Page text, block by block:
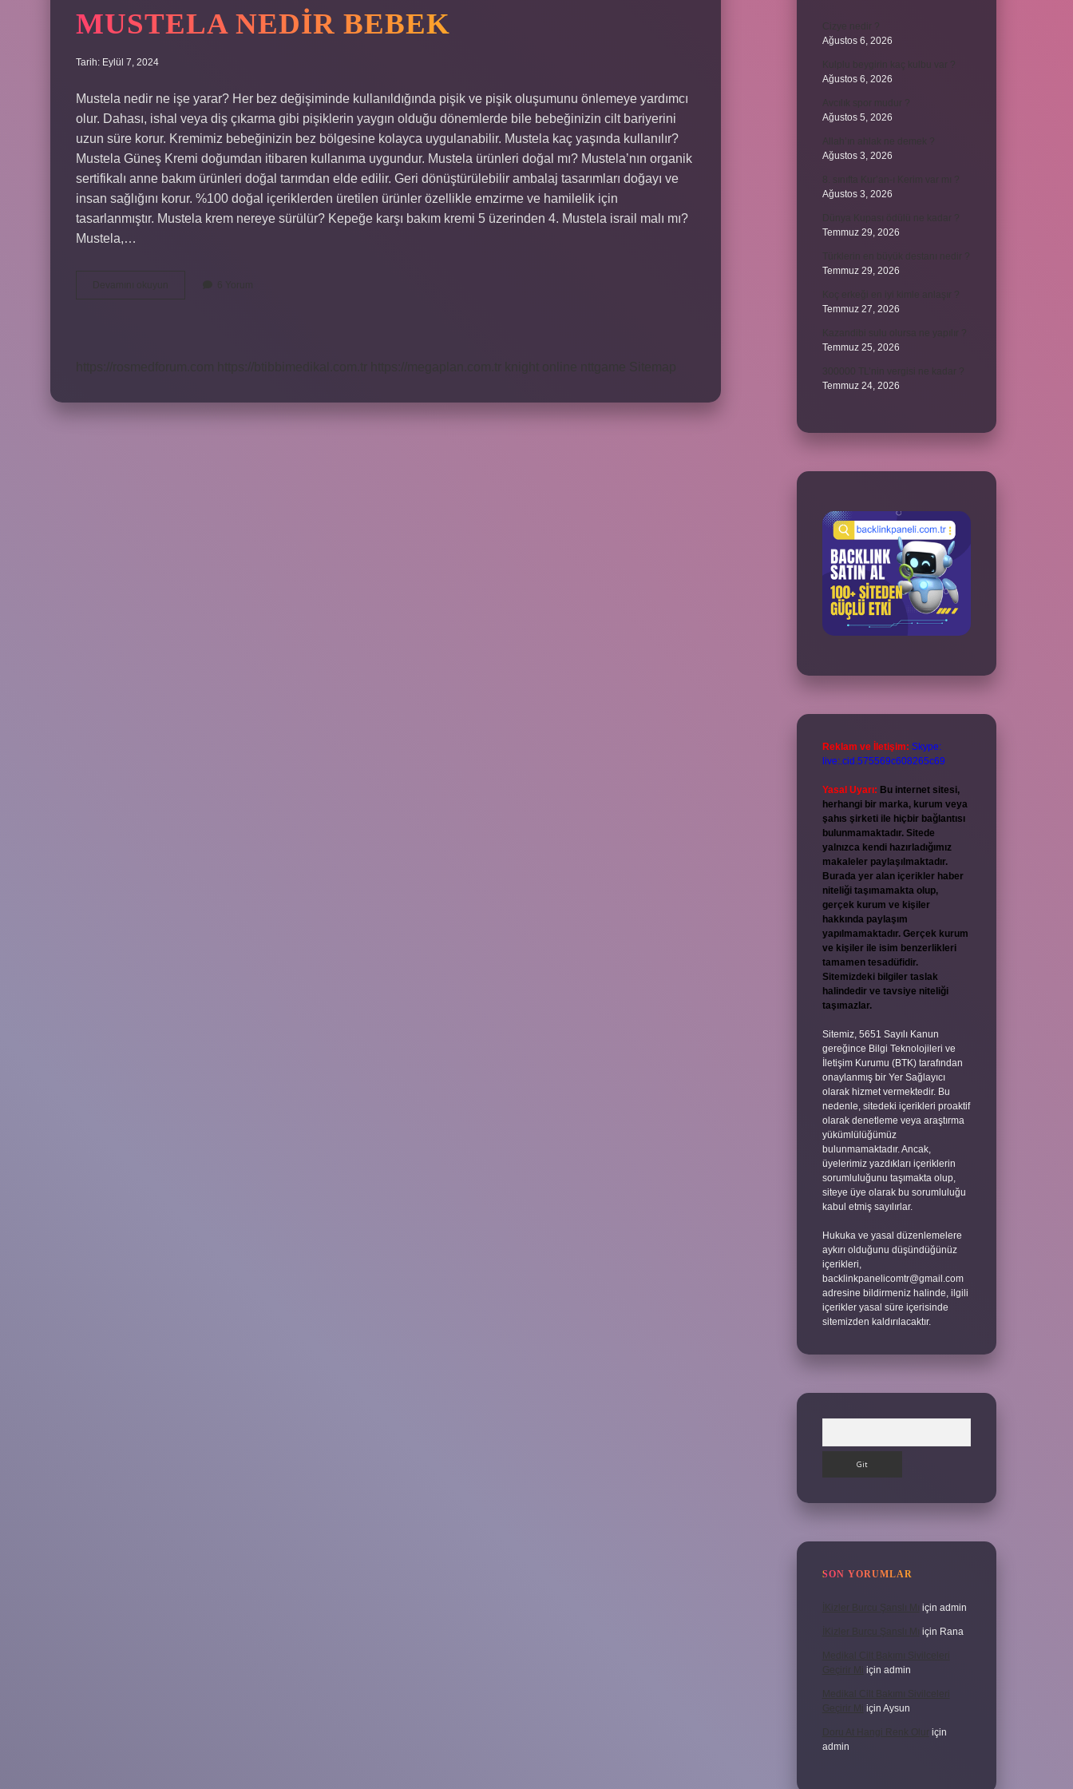
MUSTELA NEDIR BEBEK
Tarih: Eylül 7, 2024
Mustela nedir ne işe yarar? Her bez değişiminde kullanıldığında pişik ve pişik oluşumunu önlemeye yardımcı
olur. Dahası, ishal veya diş çıkarma gibi pişiklerin yaygın olduğu dönemlerde bile bebeğinizin cilt bariyerini
uzun süre korur. Kremimiz bebeğinizin bez bölgesine kolayca uygulanabilir. Mustela kaç yaşında kullanılır?
Mustela Güneş Kremi doğumdan itibaren kullanıma uygundur. Mustela ürünleri doğal mı? Mustela’nın organik
sertifikalı anne bakım ürünleri doğal tarımdan elde edilir. Geri dönüştürülebilir ambalaj tasarımları doğayı ve
insan sağlığını korur. %100 doğal içeriklerden üretilen ürünler özellikle emzirme ve hamilelik için
tasarlanmıştır. Mustela krem nereye sürülür? Kepeğe karşı bakım kremi 5 üzerinden 4. Mustela israil malı mı?
Mustela,…
Ağustos 6, 2026
Ağustos 6, 2026
Ağustos 5, 2026
Ağustos 3, 2026
Ağustos 3, 2026
Temmuz 29, 2026
Temmuz 29, 2026
Temmuz 27, 2026
Temmuz 25, 2026
Temmuz 24, 2026
Reklam ve İletişim: Skype:
live:.cid.575569c608265c69
Yasal Uyarı: Bu internet sitesi,
herhangi bir marka, kurum veya
şahıs şirketi ile hiçbir bağlantısı
bulunmamaktadır. Sitede
yalnızca kendi hazırladığımız
makaleler paylaşılmaktadır.
Burada yer alan içerikler haber
niteliği taşımamakta olup,
gerçek kurum ve kişiler
hakkında paylaşım
yapılmamaktadır. Gerçek kurum
ve kişiler ile isim benzerlikleri
tamamen tesadüfidir.
Sitemizdeki bilgiler taslak
halindedir ve tavsiye niteliği
taşımazlar.
Sitemiz, 5651 Sayılı Kanun
gereğince Bilgi Teknolojileri ve
İletişim Kurumu (BTK) tarafından
onaylanmış bir Yer Sağlayıcı
olarak hizmet vermektedir. Bu
nedenle, sitedeki içerikleri proaktif
olarak denetleme veya araştırma
yükümlülüğümüz
bulunmamaktadır. Ancak,
üyelerimiz yazdıkları içeriklerin
sorumluluğunu taşımakta olup,
siteye üye olarak bu sorumluluğu
kabul etmiş sayılırlar.
Hukuka ve yasal düzenlemelere
aykırı olduğunu düşündüğünüz
içerikleri,
backlinkpanelicomtr@gmail.com
adresine bildirmeniz halinde, ilgili
içerikler yasal süre içerisinde
sitemizden kaldırılacaktır.
SON YORUMLAR
İKizler Burcu Şanslı Mı için admin
İKizler Burcu Şanslı Mı için Rana
Medikal Cilt Bakımı Sivilceleri
Geçirir Mi için admin
Medikal Cilt Bakımı Sivilceleri
Geçirir Mi için Aysun
Doru At Hangi Renk Olur için
admin